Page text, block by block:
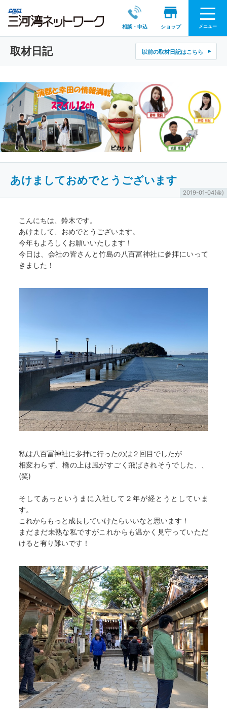
相談・申込 ショップ メニュー
取材日記 以前の取材日記はこちら
あけましておめでとうございます
2019-01-04(金)
こんにちは、鈴木です。
あけまして、おめでとうございます。
今年もよろしくお願いいたします！
今日は、会社の皆さんと竹島の八百冨神社に参拝にいって
きました！
私は八百冨神社に参拝に行ったのは２回目でしたが
相変わらず、橋の上は風がすごく飛ばされそうでした、、
(笑)
そしてあっというまに入社して２年が経とうとしていま
す。
これからもっと成長していけたらいいなと思います！
まだまだ未熟な私ですがこれからも温かく見守っていただ
けると有り難いです！